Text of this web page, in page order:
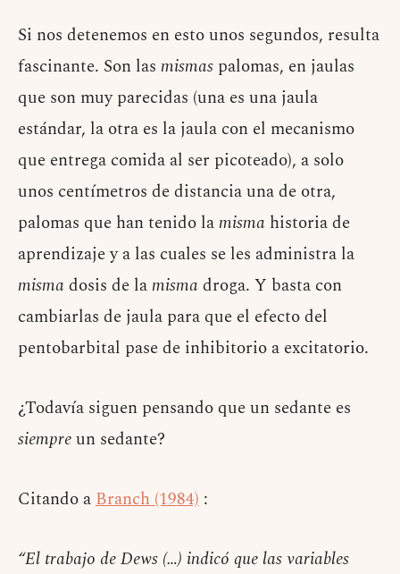
Si nos detenemos en esto unos segundos, resulta
fascinante. Son las mismas palomas, en jaulas
que son muy parecidas (una es una jaula
estándar, la otra es la jaula con el mecanismo
que entrega comida al ser picoteado), a solo
unos centímetros de distancia una de otra,
palomas que han tenido lamisma historia de
aprendizaje y a las cuales se les administra la
misma dosis de lamisma droga. Y basta con
cambiarlas de jaula para que el efecto del
pentobarbital pase de inhibitorio a excitatorio.
¿Todavía siguen pensando que un sedante es
siempreun sedante?
Citando aBranch (1984) :
“El trabajo de Dews (…) indicó que las variables